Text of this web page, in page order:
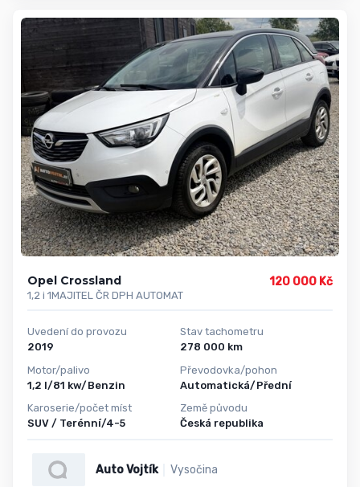
Opel Crossland
1,2 i 1MAJITEL ČR DPH AUTOMAT
120 000 Kč
Uvedení do provozu
2019
Motor/palivo
1,2 l/81 kw/Benzin
Karoserie/počet míst
SUV / Terénní/4-5
Stav tachometru
278 000 km
Převodovka/pohon
Automatická/Přední
Země původu
Česká republika
Auto Vojtík Vysočina